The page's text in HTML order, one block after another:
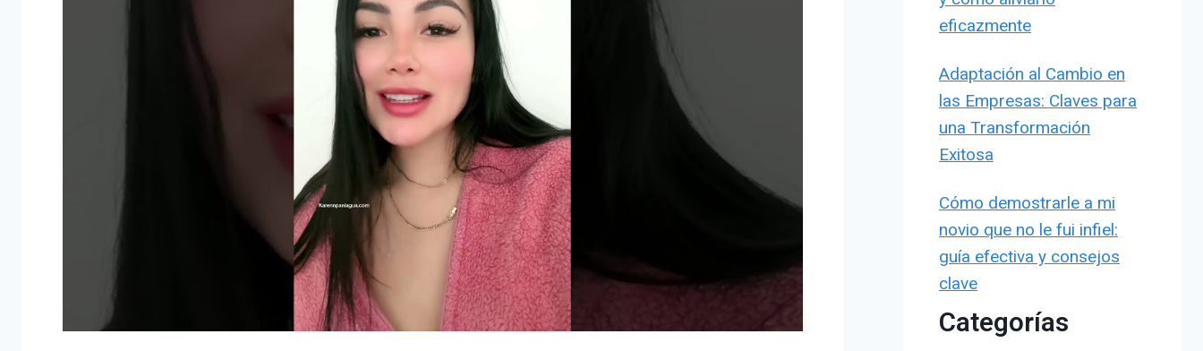
eficazmente
Adaptación al Cambio en
las Empresas: Claves para
una Transformación
Exitosa
Cómo demostrarle a mi
novio que no le fui infiel:
guía efectiva y consejos
clave
Categorías